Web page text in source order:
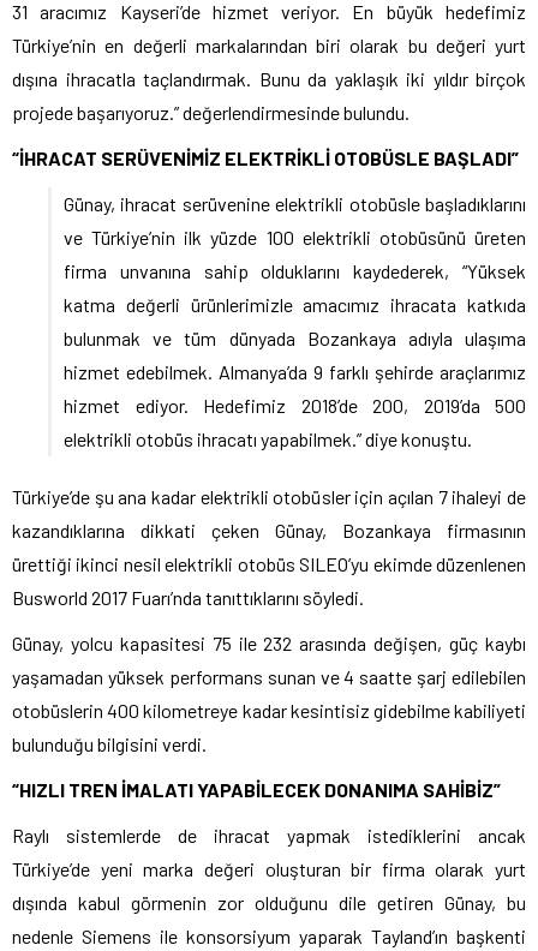
31 aracımız Kayseri’de hizmet veriyor. En büyük hedefimiz
Türkiye’nin en değerli markalarından biri olarak bu değeri yurt
dışına ihracatla taçlandırmak. Bunu da yaklaşık iki yıldır birçok
projede başarıyoruz.” değerlendirmesinde bulundu.
“İHRACAT SERÜVENİMİZ ELEKTRİKLİ OTOBÜSLE BAŞLADI”
Günay, ihracat serüvenine elektrikli otobüsle başladıklarını
ve Türkiye’nin ilk yüzde 100 elektrikli otobüsünü üreten
firma unvanına sahip olduklarını kaydederek, “Yüksek
katma değerli ürünlerimizle amacımız ihracata katkıda
bulunmak ve tüm dünyada Bozankaya adıyla ulaşıma
hizmet edebilmek. Almanya’da 9 farklı şehirde araçlarımız
hizmet ediyor. Hedefimiz 2018’de 200, 2019’da 500
elektrikli otobüs ihracatı yapabilmek.” diye konuştu.
Türkiye’de şu ana kadar elektrikli otobüsler için açılan 7 ihaleyi de
kazandıklarına dikkati çeken Günay, Bozankaya firmasının
ürettiği ikinci nesil elektrikli otobüs SILEO’yu ekimde düzenlenen
Busworld 2017 Fuarı’nda tanıttıklarını söyledi.
Günay, yolcu kapasitesi 75 ile 232 arasında değişen, güç kaybı
yaşamadan yüksek performans sunan ve 4 saatte şarj edilebilen
otobüslerin 400 kilometreye kadar kesintisiz gidebilme kabiliyeti
bulunduğu bilgisini verdi.
“HIZLI TREN İMALATI YAPABİLECEK DONANIMA SAHİBİZ”
Raylı sistemlerde de ihracat yapmak istediklerini ancak
Türkiye’de yeni marka değeri oluşturan bir firma olarak yurt
dışında kabul görmenin zor olduğunu dile getiren Günay, bu
nedenle Siemens ile konsorsiyum yaparak Tayland’ın başkenti